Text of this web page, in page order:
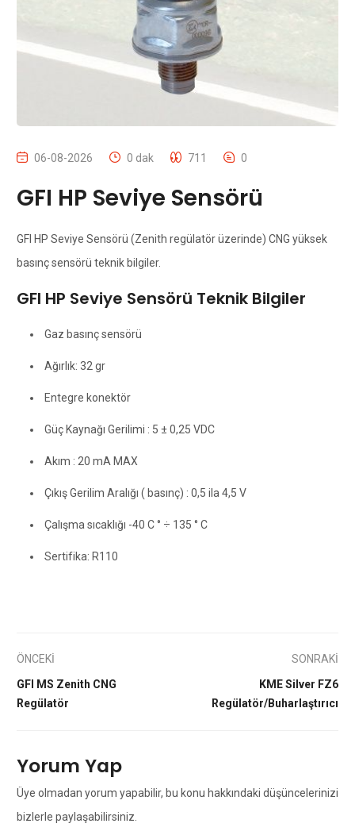
06-08-2026 0 dak 711 0
GFI HP Seviye Sensörü
GFI HP Seviye Sensörü (Zenith regülatör üzerinde) CNG yüksek
basınç sensörü teknik bilgiler.
GFI HP Seviye Sensörü Teknik Bilgiler
Gaz basınç sensörü
Ağırlık: 32 gr
Entegre konektör
Güç Kaynağı Gerilimi : 5 ± 0,25 VDC
Akım : 20 mA MAX
Çıkış Gerilim Aralığı ( basınç) : 0,5 ila 4,5 V
Çalışma sıcaklığı -40 C ° ÷ 135 ° C
Sertifika: R110
ÖNCEKİ
GFI MS Zenith CNG
Regülatör
SONRAKİ
KME Silver FZ6
Regülatör/Buharlaştırıcı
Yorum Yap
Üye olmadan yorum yapabilir, bu konu hakkındaki düşüncelerinizi
bizlerle paylaşabilirsiniz.